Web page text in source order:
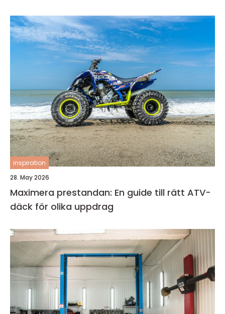
inspiration
28. May 2026
Maximera prestandan: En guide till rätt ATV-
däck för olika uppdrag